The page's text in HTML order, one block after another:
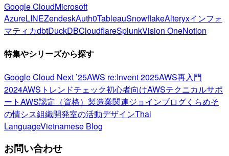
Google CloudMicrosoft
AzureLINEZendeskAuth0TableauSnowflakeAlteryxインフォ
マティカdbtDuckDBCloudflareSplunkVision OneNotion
特集やシリーズから探す
Google Cloud Next ’25AWS re:Invent 2025AWS再入門
2024AWSトレンドチェック初心者向けAWSテクニカルサポ
ートAWS認定（資格） 製造業関連ジョインブログくらめそ
の情シス組織開発室の活動デザインThai
LanguageVietnamese Blog
お問い合わせ